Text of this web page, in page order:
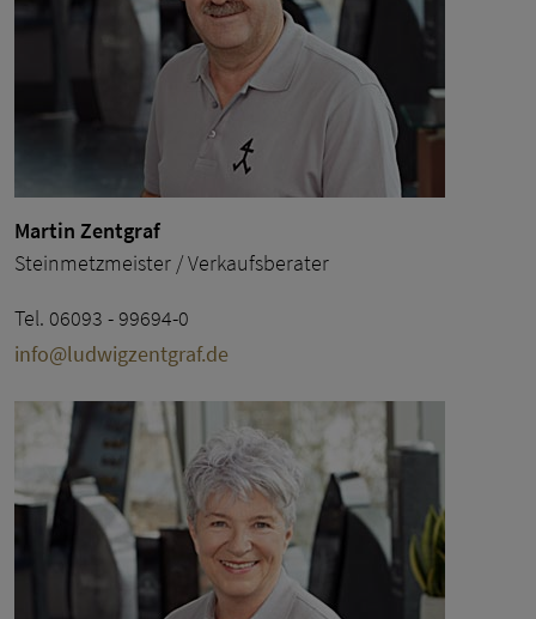
Martin Zentgraf
Steinmetzmeister / Verkaufsberater
Tel. 06093 - 99694-0
info@ludwigzentgraf.de